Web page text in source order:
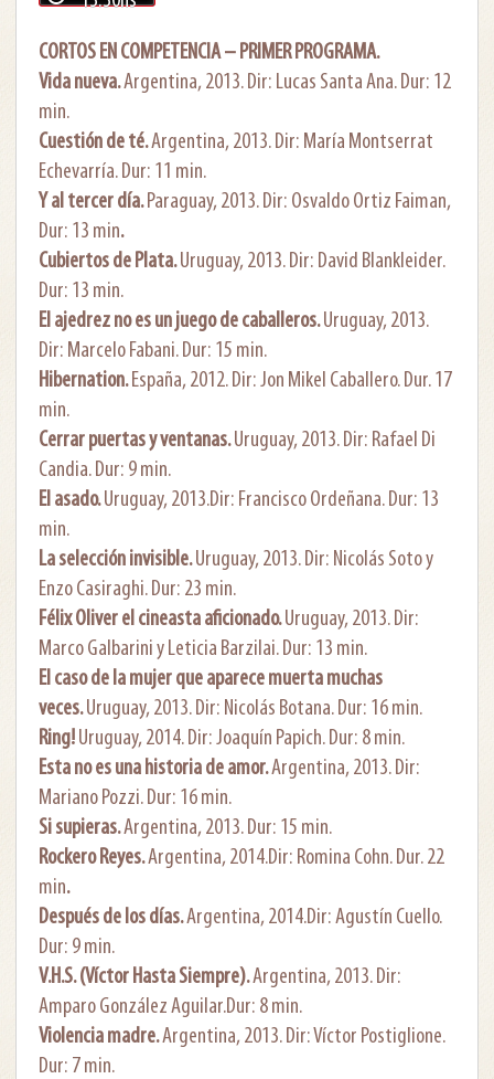
CORTOS EN COMPETENCIA – PRIMER PROGRAMA.
Vida nueva.Argentina, 2013. Dir: Lucas Santa Ana. Dur: 12
min.
Cuestión de té.Argentina, 2013. Dir: María Montserrat
Echevarría. Dur: 11 min.
Y al tercer día.Paraguay, 2013. Dir: Osvaldo Ortiz Faiman,
Dur: 13 min.
Cubiertos de Plata.Uruguay, 2013. Dir: David Blankleider.
Dur: 13 min.
El ajedrez no es un juego de caballeros.Uruguay, 2013.
Dir: Marcelo Fabani. Dur: 15 min.
Hibernation.España, 2012. Dir: Jon Mikel Caballero. Dur. 17
min.
Cerrar puertas y ventanas.Uruguay, 2013. Dir: Rafael Di
Candia. Dur: 9 min.
El asado.Uruguay, 2013.Dir: Francisco Ordeñana. Dur: 13
min.
La selección invisible.Uruguay, 2013. Dir: Nicolás Soto y
Enzo Casiraghi. Dur: 23 min.
Félix Oliver el cineasta aficionado.Uruguay, 2013. Dir:
Marco Galbarini y Leticia Barzilai. Dur: 13 min.
El caso de la mujer que aparece muerta muchas
veces.Uruguay, 2013. Dir: Nicolás Botana. Dur: 16 min.
Ring!Uruguay, 2014. Dir: Joaquín Papich. Dur: 8 min.
Esta no es una historia de amor.Argentina, 2013. Dir:
Mariano Pozzi. Dur: 16 min.
Si supieras.Argentina, 2013. Dur: 15 min.
Rockero Reyes.Argentina, 2014.Dir: Romina Cohn. Dur. 22
min.
Después de los días.Argentina, 2014.Dir: Agustín Cuello.
Dur: 9 min.
V.H.S. (Víctor Hasta Siempre).Argentina, 2013. Dir:
Amparo González Aguilar.Dur: 8 min.
Violencia madre.Argentina, 2013. Dir: Víctor Postiglione.
Dur: 7 min.